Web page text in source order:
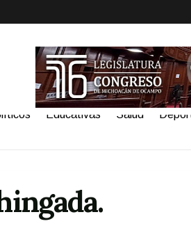
Educativas Salud